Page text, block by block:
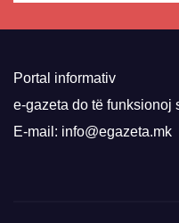
Portal informativ
e-gazeta do të funksionoj
E-mail: info@egazeta.mk